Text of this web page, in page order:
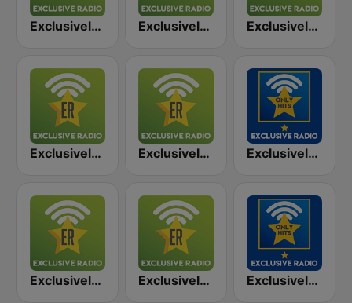
Exclusively Led Zeppelin Exclusively Queen Exclusively Pink Floyd
Exclusively Rolling Stones Exclusively Deep Purple Exclusively Eagles - HITS
Exclusively AC/DC Exclusively Supertramp Exclusively Pink Floyd - HITS